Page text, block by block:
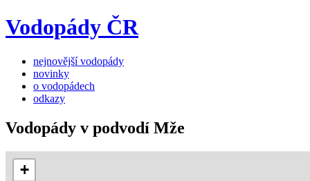
Vodopády ČR
nejnovější vodopády
novinky
o vodopádech
odkazy
Vodopády v podvodí Mže
+